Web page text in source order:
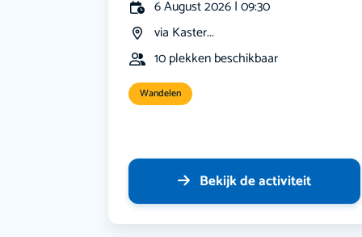
6 August 2026 | 09:30
via Kaster...
10 plekken beschikbaar
Wandelen
Bekijk de activiteit